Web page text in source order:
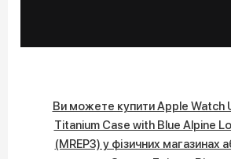
Ви можете купити Apple Watch
Titanium Case with Blue Alpine
(MREP3) у фізичних магазинах